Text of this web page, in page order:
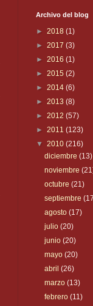
Archivo del blog
► 2018 (1)
► 2017 (3)
► 2016 (1)
► 2015 (2)
► 2014 (6)
► 2013 (8)
► 2012 (57)
► 2011 (123)
▼ 2010 (216)
diciembre(13)
noviembre
octubre(21)
septiembre
agosto(17)
julio(20)
junio(20)
mayo(20)
abril(26)
marzo(13)
febrero(11)